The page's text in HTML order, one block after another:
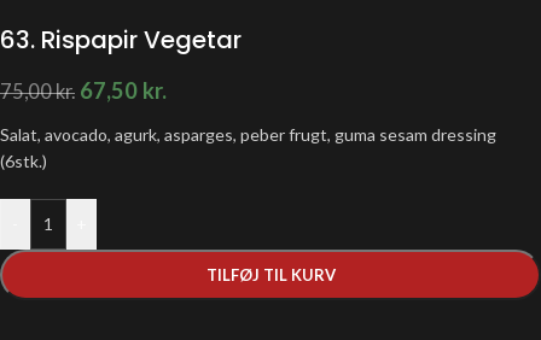
63. Rispapir Vegetar
75,00kr. 67,50 kr.
Salat, avocado, agurk, asparges, peber frugt, guma sesam dressing
(6stk.)
TILFØJ TIL KURV